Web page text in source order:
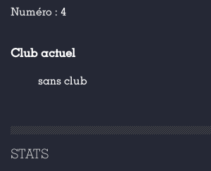
Numéro : 4
Club actuel
sans club
STATS